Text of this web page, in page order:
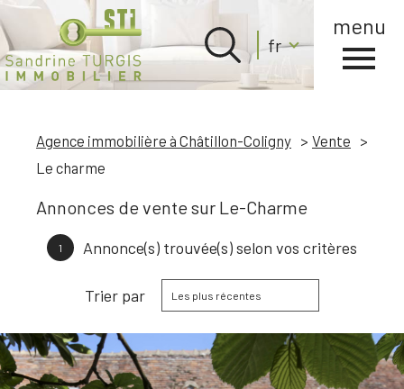
menu
Langue
fr
Accueil 0 Langue
Agence immobilière à Châtillon-Coligny
Vente
Le charme
Annonces de vente sur Le-Charme
1 Annonce(s) trouvée(s) selon vos critères
Trier par Les plus récentes